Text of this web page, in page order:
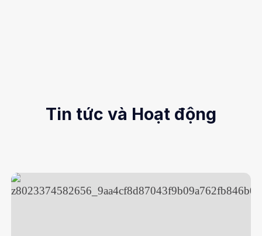
Tin tức và Hoạt động